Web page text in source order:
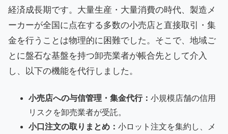
経済成長期です。大量生産・大量消費の時代、製造メ
ーカーが全国に点在する多数の小売店と直接取引・集
金を行うことは物理的に困難でした。そこで、地域ご
とに盤石な基盤を持つ卸売業者が帳合先として介入
し、以下の機能を代行しました。
小売店への与信管理・集金代行： 小規模店舗の信用
リスクを卸売業者が受託。
小口注文の取りまとめ： 小ロット注文を集約し、メ